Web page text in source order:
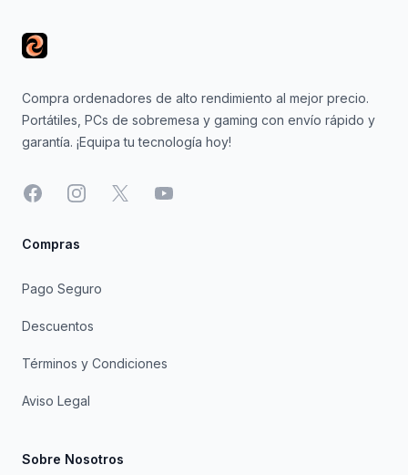
Compra ordenadores de alto rendimiento al mejor precio.
Portátiles, PCs de sobremesa y gaming con envío rápido y
garantía. ¡Equipa tu tecnología hoy!
FacebookInstagram
X YouTube
Compras
Pago Seguro
Descuentos
Términos y Condiciones
Aviso Legal
Sobre Nosotros